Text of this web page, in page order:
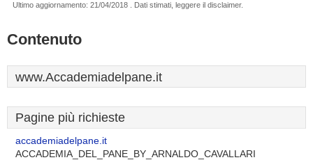
Ultimo aggiornamento: 21/04/2018 . Dati stimati, leggere il disclaimer.
Contenuto
www.Accademiadelpane.it
Pagine più richieste
accademiadelpane.it
ACCADEMIA_DEL_PANE_BY_ARNALDO_CAVALLARI